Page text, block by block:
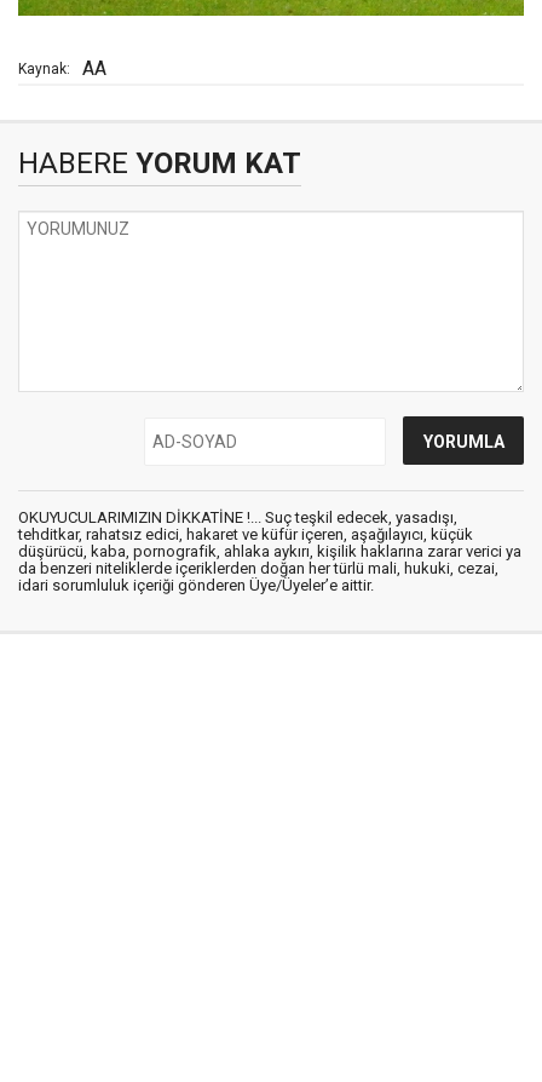
Kaynak: AA
HABERE YORUM KAT
OKUYUCULARIMIZIN DİKKATİNE !... Suç teşkil edecek, yasadışı,
tehditkar, rahatsız edici, hakaret ve küfür içeren, aşağılayıcı, küçük
düşürücü, kaba, pornografik, ahlaka aykırı, kişilik haklarına zarar verici ya
da benzeri niteliklerde içeriklerden doğan her türlü mali, hukuki, cezai,
idari sorumluluk içeriği gönderen Üye/Üyeler’e aittir.